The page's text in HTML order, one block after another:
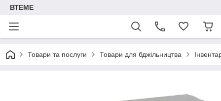
ВТЕМЕ
Товари та послуги Товари для бджільництва